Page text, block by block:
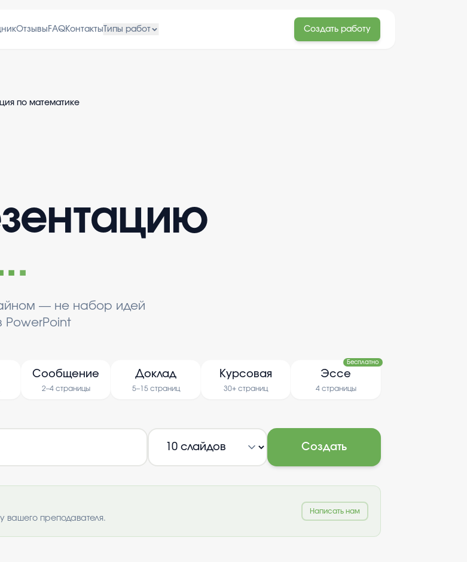
Отзывы FAQКонтакты Типы работ Создать работу
по математике
..
— не набор идей
PowerPoint
Сообщение
2–4 страницы
Доклад
5–15 страниц
Курсовая
30+ страниц
Эссе
4 страницы
Бесплатно
Создать
вашего преподавателя.
Написать нам